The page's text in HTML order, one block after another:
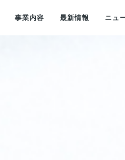
事業内容 最新情報 ニュ